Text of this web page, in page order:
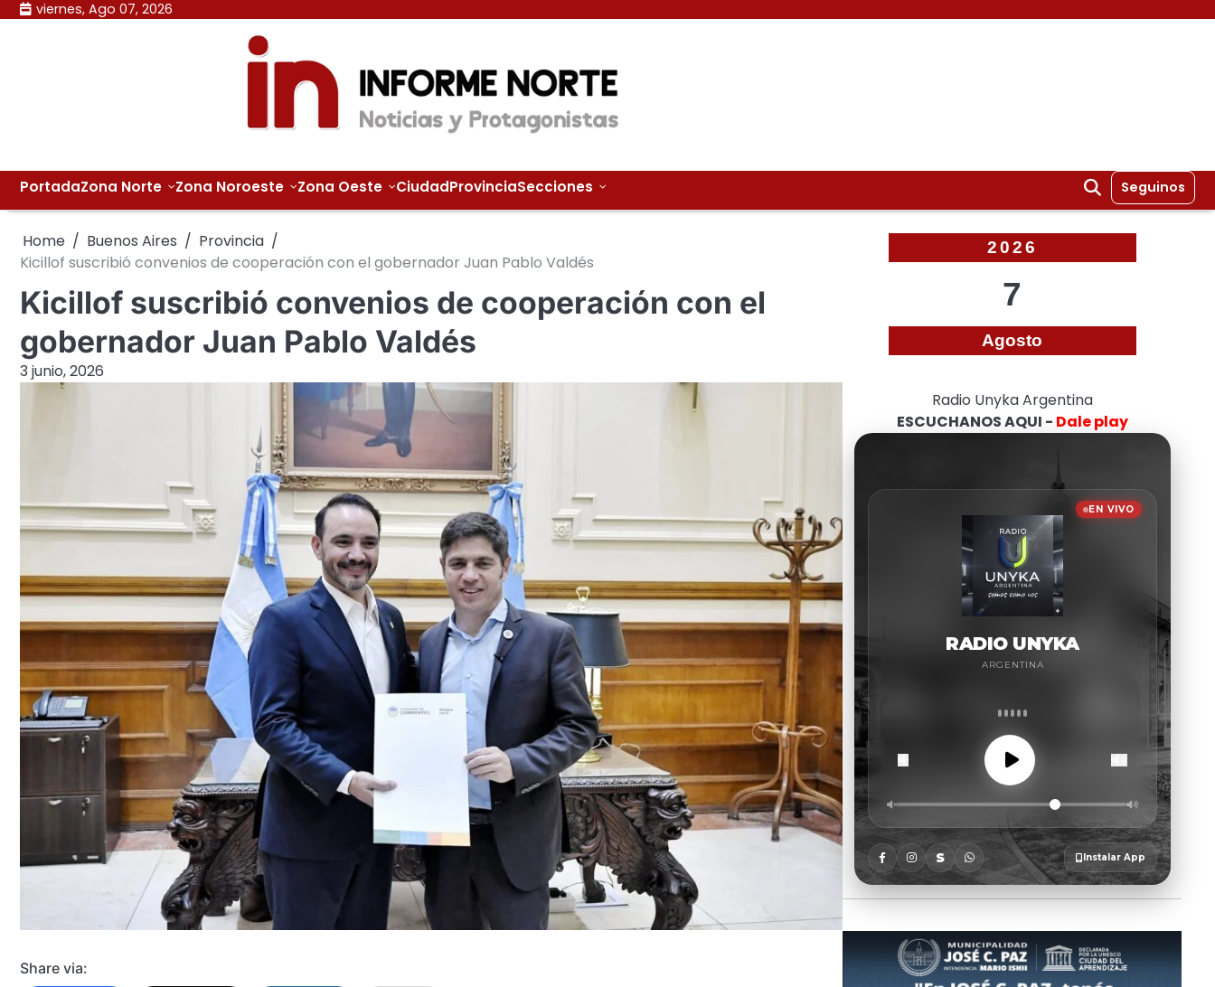
Skip viernes, Ago 07, 2026
PortadaZona Norte Zona Noroeste Zona Oeste CiudadProvinciaSecciones Seguinos
Home Buenos Aires
Provincia
Kicillof suscribió convenios de cooperación con el gobernador Juan Pablo Valdés
Kicillof suscribió convenios de cooperación con el
gobernador Juan Pablo Valdés
3 junio, 2026
Share via:
2026
7
Agosto
Radio Unyka Argentina
ESCUCHANOS AQUI - Dale play